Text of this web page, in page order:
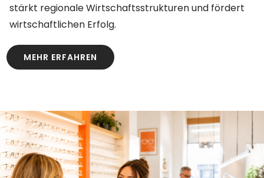
stärkt regionale Wirtschaftsstrukturen und fördert
wirtschaftlichen Erfolg.
MEHR ERFAHREN